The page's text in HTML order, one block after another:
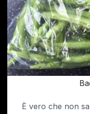
È vero che non